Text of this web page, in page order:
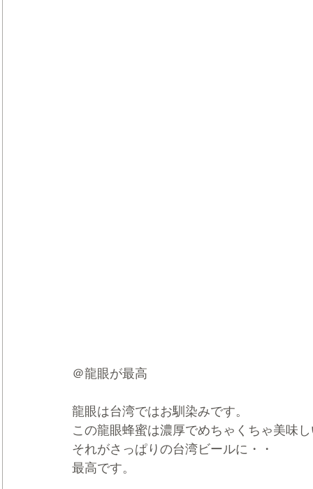
＠龍眼が最高
龍眼は台湾ではお馴染みです。
この龍眼蜂蜜は濃厚でめちゃくちゃ美味
それがさっぱりの台湾ビールに・・
最高です。